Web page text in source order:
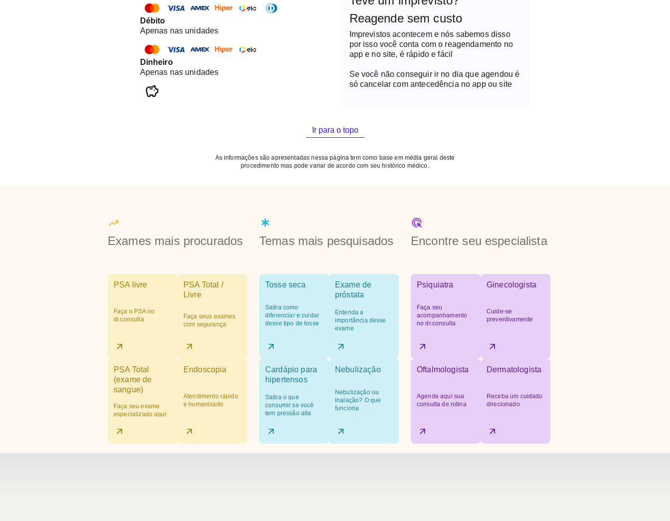
Débito
Apenas nas unidades
Dinheiro
Apenas nas unidades
Reagende sem custo
Imprevistos acontecem e nós sabemos disso
por isso você conta com o reagendamento no
app e no site, é rápido e fácil
Se você não conseguir ir no dia que agendou é
só cancelar com antecedência no app ou site
Ir para o topo
As informações são apresentadas nessa página tem como base em média geral deste
procedimento mas pode variar de acordo com seu histórico médico.
Exames mais procurados
PSA livre
Faça o PSA no
dr.consulta
PSA Total /
Livre
Faça seus exames
com segurança
PSA Total
(exame de
sangue)
Faça seu exame
especializado aqui
Endoscopia
Atendimento rápido
e humanizado
Temas mais pesquisados
Tosse seca
Saiba como
diferenciar e cuidar
desse tipo de tosse
Exame de
próstata
Entenda a
importância desse
exame
Cardápio para
hipertensos
Saiba o que
consumir se você
tem pressão alta
Nebulização
Nebulização ou
inalação? O que
funciona
Encontre seu especialista
Psiquiatra
Faça seu
acompanhamento
no dr.consulta
Ginecologista
Cuide-se
preventivamente
Oftalmologista
Agende aqui sua
consulta de rotina
Dermatologista
Receba um cuidado
direcionado